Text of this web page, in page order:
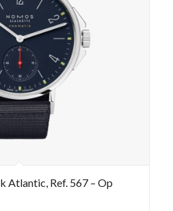
Atlantic, Ref. 567 – Op